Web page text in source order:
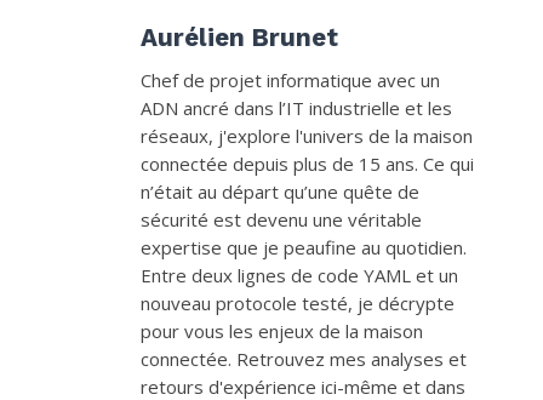
Aurélien Brunet
Chef de projet informatique avec un
ADN ancré dans l’IT industrielle et les
réseaux, j'explore l'univers de la maison
connectée depuis plus de 15 ans. Ce qui
n’était au départ qu’une quête de
sécurité est devenu une véritable
expertise que je peaufine au quotidien.
Entre deux lignes de code YAML et un
nouveau protocole testé, je décrypte
pour vous les enjeux de la maison
connectée. Retrouvez mes analyses et
retours d'expérience ici-même et dans